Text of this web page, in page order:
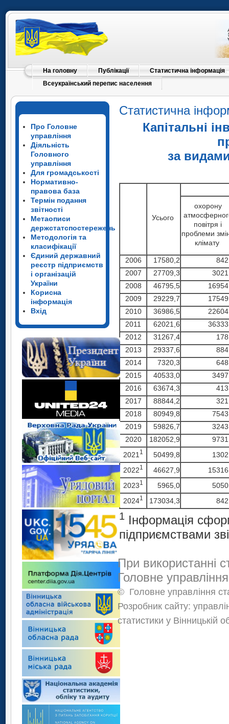
На головну Публікації
Статистична інформація
Всеукраїнський перепис населення
Про Головне
управління
Діяльність
Головного
управління
Для громадськості
Нормативно-
правова база
Термін подання
звітності
Метаописи
держстатспостережень
Методологія та
класифікації
Єдиний державний
реєстр підприємств
і організацій
України
Корисна
інформація
Вхід
Статистична
Капітальні
за
Усього
охорону
повітря і
проблеми
клімату
2006 17580,2
2007
27709,3
2008
46795,5
2009
29229,7
2010
36986,5
2011
62021,6
2012
31267,4
2013
29337,6
2014
7320,3
2015
40533,0
2016
63674,3
2017
88844,2
2018
80949,8
2019
59826,7
2020
182052,9
2021 1 50499,8
20221 46627,9
20231 5965,0
20241 173034,3
1 Інформація
підприємствами
При використанні
Головне
© Головне управління
Розробник сайту:
статистики у Вінницькій